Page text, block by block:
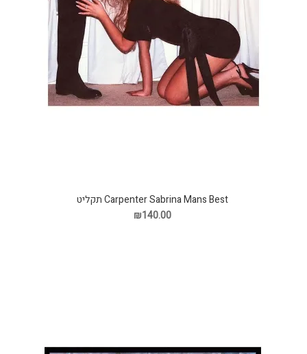
Carpenter Sabrina Mans Best תקליט
₪140.00